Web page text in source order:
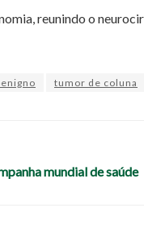
reunindo o
tumor de coluna
mundial de saúde